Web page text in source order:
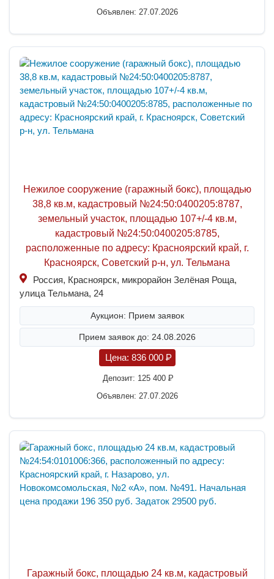
Объявлен: 27.07.2026
Нежилое сооружение (гаражный бокс), площадью
38,8 кв.м, кадастровый №24:50:0400205:8787,
земельный участок, площадью 107+/-4 кв.м,
кадастровый №24:50:0400205:8785,
расположенные по адресу: Красноярский край, г.
Красноярск, Советский р-н, ул. Тельмана
Россия, Красноярск, микрорайон Зелёная Роща,
улица Тельмана, 24
Аукцион: Прием заявок
Прием заявок до: 24.08.2026
Цена: 836 000 P
Депозит: 125 400 P
Объявлен: 27.07.2026
Гаражный бокс, площадью 24 кв.м, кадастровый